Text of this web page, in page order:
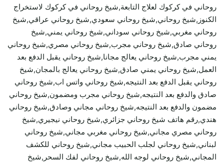
روحاني في كركوك لعلاج التابعة,شيخ روحاني في كركوك لاستخراج
الكنوز,شيخ روحاني,شيخ روحاني سعودي,شيخ روحاني عراقي,شيخ
روحاني مغربي,شيخ روحاني سوداني,شيخ روحاني يمني,شيخ
روحاني صادق,شيخ روحاني مجرب,شيخ روحاني مصري,شيخ روحاني
يمني مجرب,شيخ روحاني يعالج مجانا,شيخ روحاني يقبل الدفع بعد
العمل,شيخ روحاني يمني صادق,شيخ روحاني يعالج بالمجان,شيخ
روحاني يقبل الدفع بعد النتيجه,شيخ روحاني واتس اب,شيخ روحاني
صادق والدفع بعد النتيجه,شيخ روحاني مجرب ومضمون,شيخ روحاني
مضمون والدفع بعد النتيجه,شيخ روحاني مجاني وصادق,شيخ روحاني
هندي,رقم هاتف شيخ روحاني جزائري,شيخ روحاني نيجيري,شيخ
روحاني مصري مجاني,شيخ روحاني مغربي مجاني,شيخ روحاني
لبناني,شيخ روحاني لجلب الحبيب مجاني,شيخ روحاني للكشف
المجاني,شيخ روحاني لوجه الله,شيخ روحاني لفك السحر,شيخ